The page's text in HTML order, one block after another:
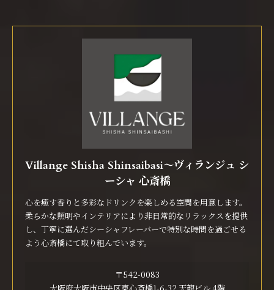
Villange Shisha Shinsaibasi〜ヴィランジュ シ
ーシャ 心斎橋
心を癒す香りと多彩なドリンクを楽しめる空間を用意します。
柔らかな照明やインテリアにより非日常的なリラックスを提供
し、丁寧に選んだシーシャフレーバーで特別な時間を過ごせる
よう心斎橋にて取り組んでいます。
〒542-0083